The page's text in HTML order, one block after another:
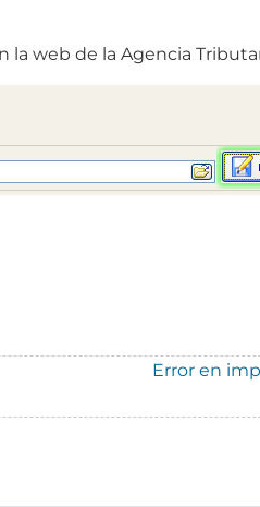
la web de la Agencia
Error en